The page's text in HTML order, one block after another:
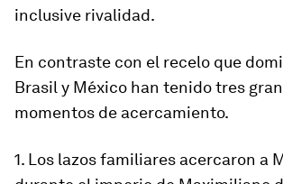
inclusive rivalidad.
En contraste con el recelo que
Brasil y México han tenido tres
momentos de acercamiento.
1. Los lazos familiares acercaron a